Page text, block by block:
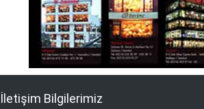
İletişim Bilgilerimiz